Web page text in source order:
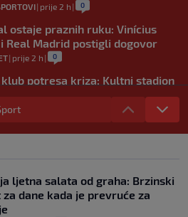
| prije 2 h | 0
ostaje praznih ruku: Vinícius
Real Madrid postigli dogovor
| prije 2 h | 0
klub potresa kriza: Kultni stadion
bit će prazan na početku sezone,
objavili rat upravi
ljetna salata od graha: Brzinski
za dane kada je prevruće za